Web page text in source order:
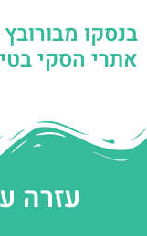
אתרי הסקי
עזרה